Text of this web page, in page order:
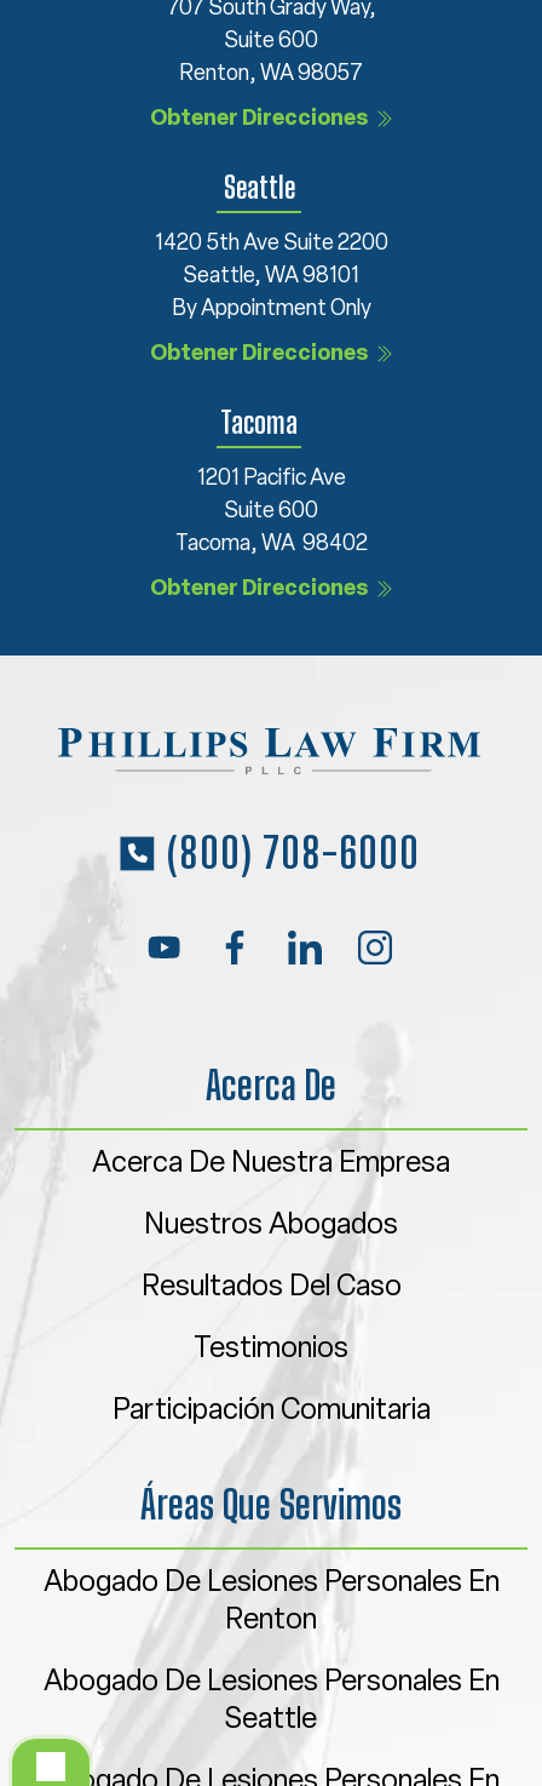
707 South Grady Way,
Suite 600
Renton, WA 98057
Obtener Direcciones
Seattle
1420 5th Ave Suite 2200
Seattle, WA 98101
By Appointment Only
Obtener Direcciones
Tacoma
1201 Pacific Ave
Suite 600
Tacoma, WA 98402
Obtener Direcciones
(800) 708-6000
Acerca De
Acerca De Nuestra Empresa
Nuestros Abogados
Resultados Del Caso
Testimonios
Participación Comunitaria
Áreas Que Servimos
Abogado De Lesiones Personales En
Renton
Abogado De Lesiones Personales En
Seattle